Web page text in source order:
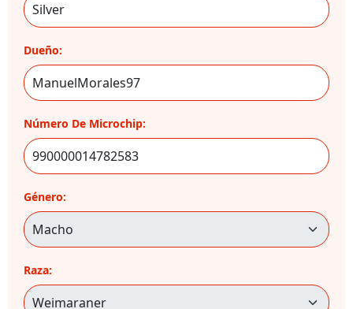
Dueño:
Número De Microchip:
Género:
Raza: